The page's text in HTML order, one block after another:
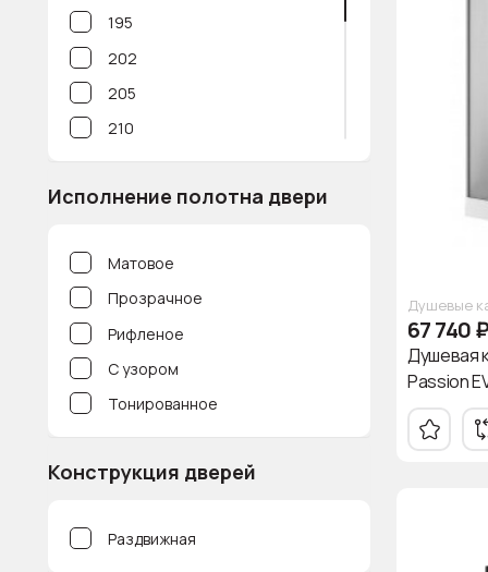
195
202
205
210
213
215
217.5
218
220
225
228
231.5
Исполнение полотна двери
Матовое
Прозрачное
Рифленое
С узором
Тонированное
Конструкция дверей
Раздвижная
Душевые
67 740₽
Душевая
Passion